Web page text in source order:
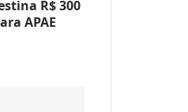
R$ 300
APAE